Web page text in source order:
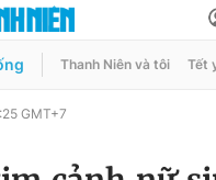
ĐẶT BÁO
Thanh Niên và tôi Tết
GMT+7